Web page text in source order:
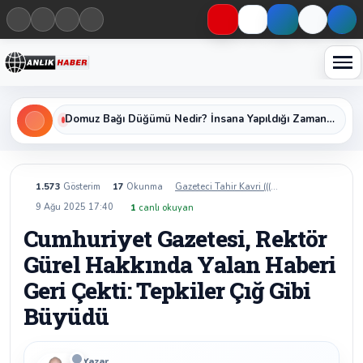
Haberleri keşfet
Üniversiteye Geçişin Anahtarı YKS Nedir, Başvuru Şartları ve Sınav Oturumları Nelerdir?
1.573 Gösterim 17 Okunma
Gazeteci Tahir Kavri (((Alo))) İhbar Hattı
9 Ağu 2025 17:40
1 canlı okuyan
Cumhuriyet Gazetesi, Rektör
Gürel Hakkında Yalan Haberi
Geri Çekti: Tepkiler Çığ Gibi
Büyüdü